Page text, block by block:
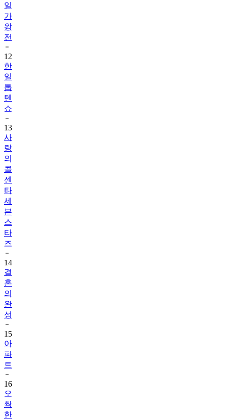
일
가
왕
전
12
한
일
톱
텐
쇼
13
사
랑
의
콜
센
타
세
븐
스
타
즈
14
결
혼
의
완
성
15
아
파
트
16
오
싹
한